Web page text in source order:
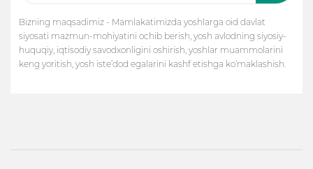
Bizning maqsadimiz - Mamlakatimizda yoshlarga oid davlat
siyosati mazmun-mohiyatini ochib berish, yosh avlodning siyosiy-
huquqiy, iqtisodiy savodxonligini oshirish, yoshlar muammolarini
keng yoritish, yosh iste’dod egalarini kashf etishga ko‘maklashish.